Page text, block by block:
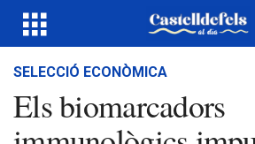
SELECCIÓ ECONÒMICA
Els biomarcadors